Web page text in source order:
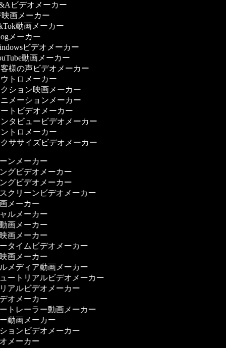
ビデオメーカー
画メーカー
動画メーカー
メーカー
ビデオメーカー
動画メーカー
様の声ビデオメーカー
トロメーカー
ション映画メーカー
メーションメーカー
トビデオメーカー
タビュービデオメーカー
トロメーカー
ササイズビデオメーカー
ンメーカー
グビデオメーカー
グビデオメーカー
スクリーンビデオメーカー
メーカー
ルメーカー
画メーカー
画メーカー
ータイムビデオメーカー
画メーカー
ルメディア動画メーカー
ュートリアルビデオメーカー
リアルビデオメーカー
オメーカー
ートレーラー動画メーカー
動画メーカー
ションビデオメーカー
メーカー